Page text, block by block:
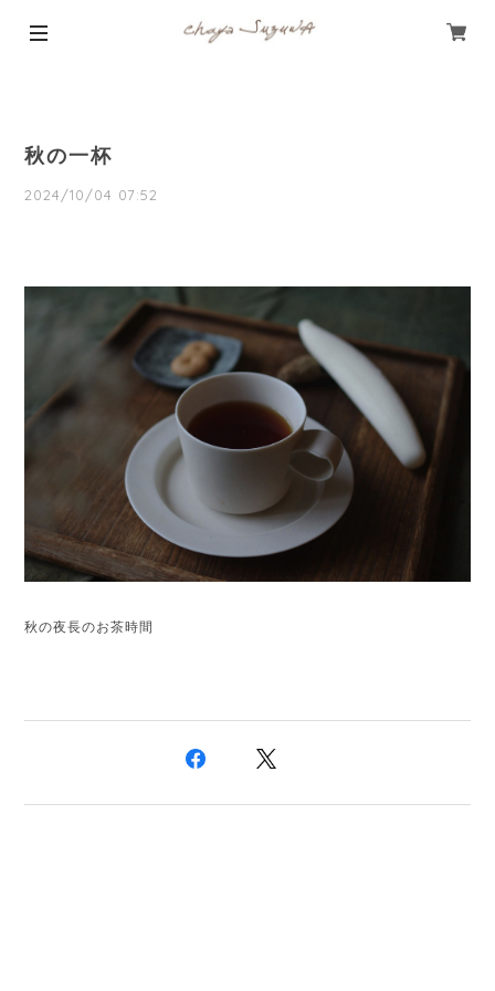
秋の一杯
2024/10/04 07:52
秋の夜長のお茶時間